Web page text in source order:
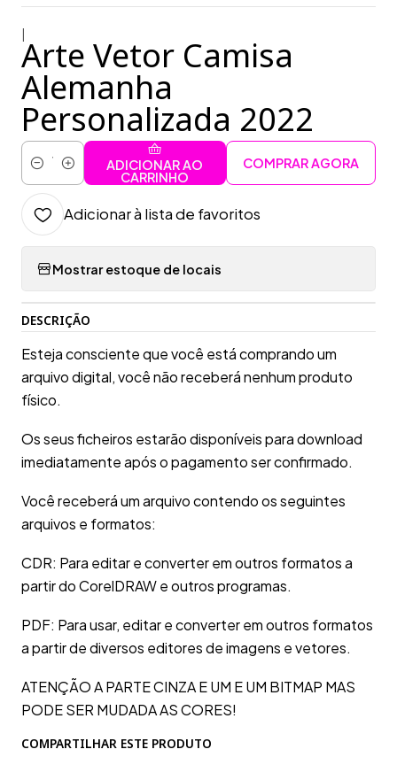
Arte Vetor Camisa
Alemanha
Personalizada 2022
Quantidade
ADICIONAR AO
CARRINHO
COMPRAR AGORA
Adicionar à lista de favoritos
Mostrar estoque de locais
DESCRIÇÃO
Esteja consciente que você está comprando um
arquivo digital, você não receberá nenhum produto
físico.
Os seus ficheiros estarão disponíveis para download
imediatamente após o pagamento ser confirmado.
Você receberá um arquivo contendo os seguintes
arquivos e formatos:
CDR: Para editar e converter em outros formatos a
partir do CorelDRAW e outros programas.
PDF: Para usar, editar e converter em outros formatos
a partir de diversos editores de imagens e vetores.
ATENÇÃO A PARTE CINZA E UM E UM BITMAP MAS
PODE SER MUDADA AS CORES!
COMPARTILHAR ESTE PRODUTO